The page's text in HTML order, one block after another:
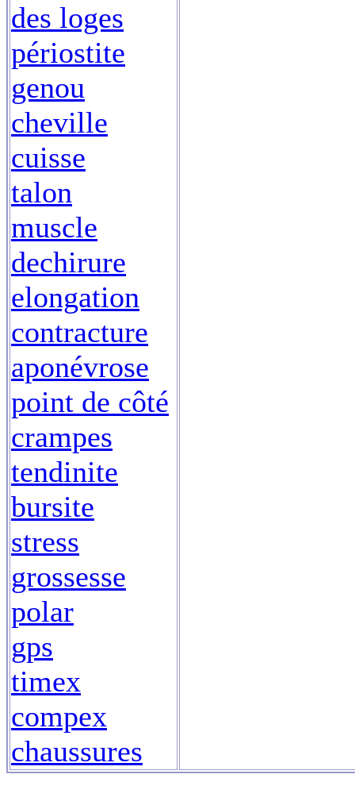
des loges
périostite
genou
cheville
cuisse
talon
muscle
dechirure
elongation
contracture
aponévrose
point de côté
crampes
tendinite
bursite
stress
grossesse
polar
gps
timex
compex
chaussures